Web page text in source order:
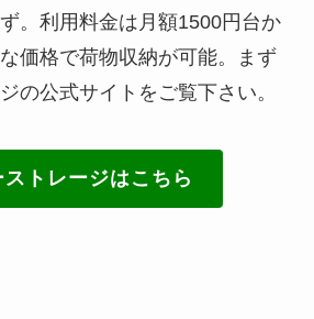
。利用料金は月額1500円台か
価格で荷物収納が可能。まず
の公式サイトをご覧下さい。
トレージはこちら